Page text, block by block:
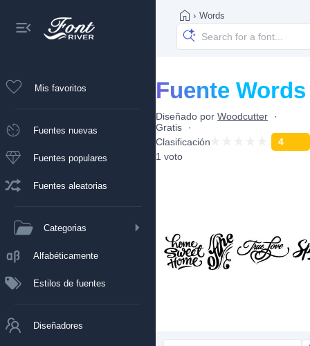
Mis favoritos
Fuentes nuevas
Fuentes populares
Fuentes aleatorias
Categorias
Alfabéticamente
Estilos de fuentes
Diseñadores
› Words
Fuente Words
Diseñado por Woodcutter
Gratis
Clasificación
4
1 voto